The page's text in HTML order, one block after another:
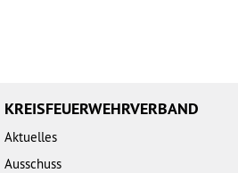
KREISFEUERWEHRVERBAND
Aktuelles
Ausschuss